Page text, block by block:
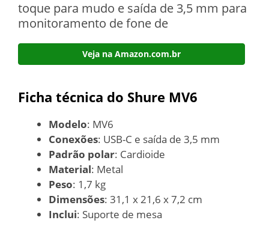
toque para mudo e saída de 3,5 mm para
monitoramento de fone de
Veja na Amazon.com.br
Ficha técnica do Shure MV6
Modelo: MV6
Conexões: USB-C e saída de 3,5 mm
Padrão polar: Cardioide
Material: Metal
Peso: 1,7 kg
Dimensões: 31,1 x 21,6 x 7,2 cm
Inclui: Suporte de mesa